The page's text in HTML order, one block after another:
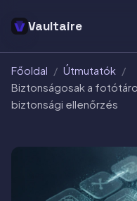
Vaultaire
Főoldal / Útmutatók /
Biztonságosak a
biztonsági ellenőrzés